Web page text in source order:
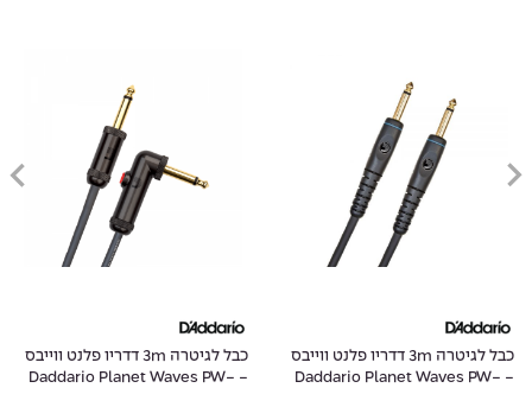
כבל לגיטרה 3m דדריו פלנט ווייבס
- Daddario Planet Waves PW-
כבל לגיטרה 3m דדריו פלנט ווייבס
- Daddario Planet Waves PW-